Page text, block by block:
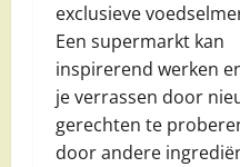
exclusieve
Een supermarkt kan
inspirerend werken
je verrassen door
gerechten te
door andere